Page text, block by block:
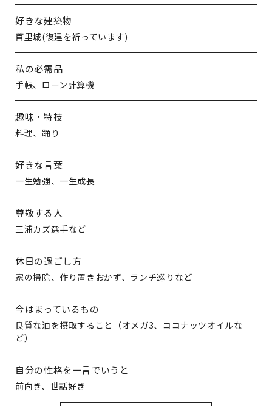
好きな建築物
首里城(復建を祈っています)
私の必需品
手帳、ローン計算機
趣味・特技
料理、踊り
好きな言葉
一生勉強、一生成長
尊敬する人
三浦カズ選手など
休日の過ごし方
家の掃除、作り置きおかず、ランチ巡りなど
今はまっているもの
良質な油を摂取すること（オメガ3、ココナッツオイルな
ど）
自分の性格を一言でいうと
前向き、世話好き